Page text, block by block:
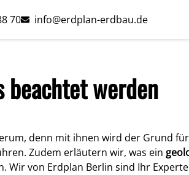
70 info@erdplan-erdbau.de
beachtet werden
denn mit ihnen wird der Grund
Zudem erläutern wir, was ein
Wir von Erdplan Berlin sind Ihr